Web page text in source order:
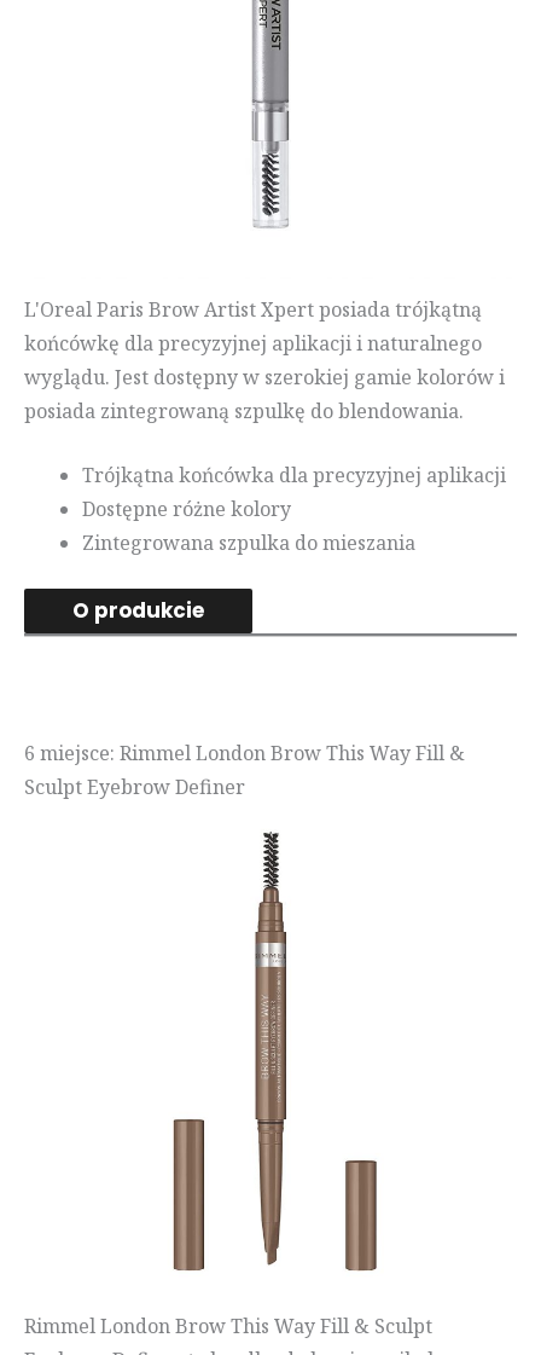
L'Oreal Paris Brow Artist Xpert posiada trójkątną
końcówkę dla precyzyjnej aplikacji i naturalnego
wyglądu. Jest dostępny w szerokiej gamie kolorów i
posiada zintegrowaną szpulkę do blendowania.
Trójkątna końcówka dla precyzyjnej aplikacji
Dostępne różne kolory
Zintegrowana szpulka do mieszania
O produkcie
6 miejsce: Rimmel London Brow This Way Fill &
Sculpt Eyebrow Definer
Rimmel London Brow This Way Fill & Sculpt